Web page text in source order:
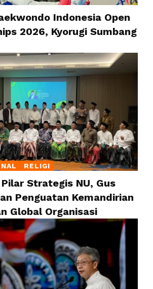
Indonesia Open
2026, Kyorugi Sumbang
RELIGI
Strategis NU, Gus
Penguatan Kemandirian
Global Organisasi